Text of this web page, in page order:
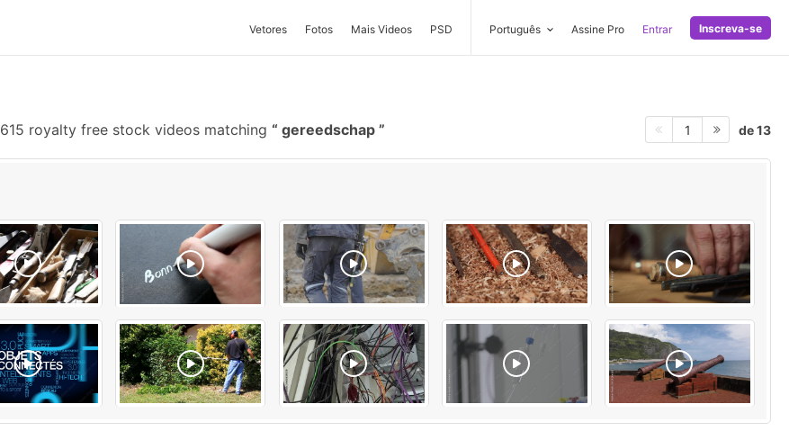
Vetores Fotos Mais Videos PSD Português Assine Pro Entrar Inscreva-se
615 royalty free stock videos matching gereedschap 1 de 13